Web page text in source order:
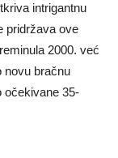
intrigantnu
pridržava ove
2000. već
novu bračnu
očekivane 35-